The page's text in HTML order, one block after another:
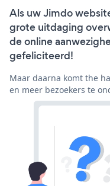
Als uw Jimdo
grote uitdaging
de online
gefeliciteerd!
Maar daarna komt the
en meer bezoekers te